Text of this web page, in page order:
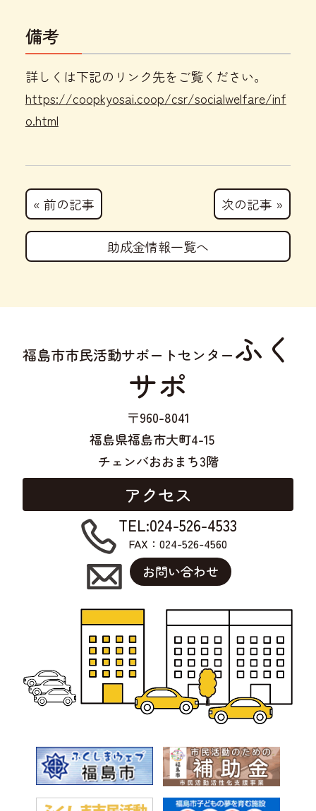
備考
詳しくは下記のリンク先をご覧ください。
https://coopkyosai.coop/csr/socialwelfare/inf
o.html
« 前の記事
助成金情報一覧へ
次の記事 »
福島市市民活動サポートセンターふく
サポ
〒960-8041
福島県福島市大町4-15
チェンバおおまち3階
アクセス
TEL:024-526-4533
FAX：024-526-4560
お問い合わせ